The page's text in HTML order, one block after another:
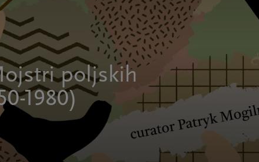
poljskih
1980)